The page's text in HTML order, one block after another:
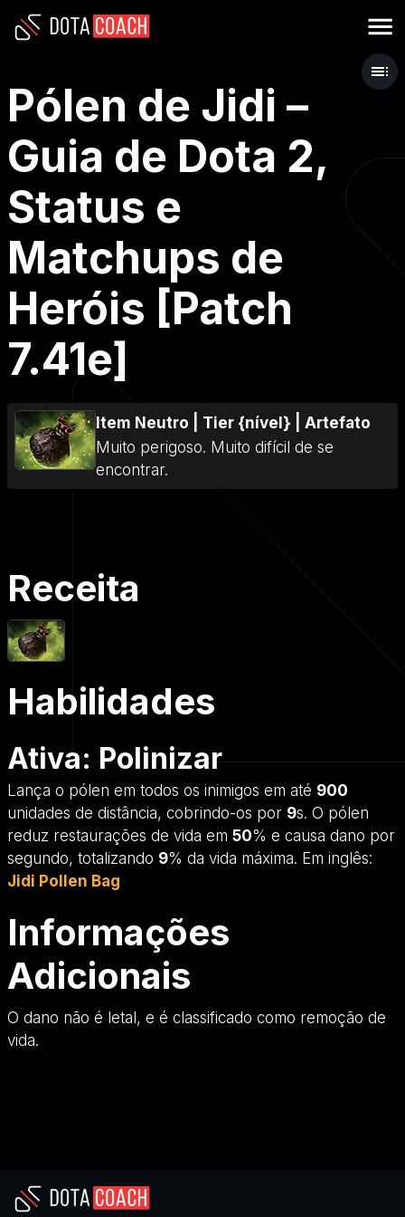
Pólen de Jidi –
Guia de Dota 2,
Status e
Matchups de
Heróis [Patch
7.41e]
Item Neutro Tier {nível} |Artefato
Muito perigoso. Muito difícil de se
encontrar.
Receita
Habilidades
Ativa: Polinizar
Lança o pólen em todos os inimigos em até 900
unidades de distância, cobrindo-os por 9s. O pólen
reduz restaurações de vida em 50% e causa dano por
segundo, totalizando 9% da vida máxima. Em inglês:
Jidi Pollen Bag
Informações
Adicionais
O dano não é letal, e é classificado como remoção de
vida.